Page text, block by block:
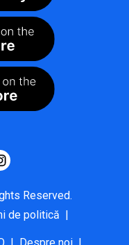
Reserved.
de politică |